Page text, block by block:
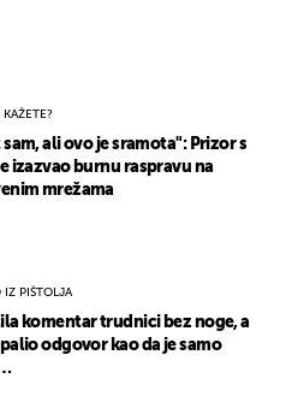
KAŽETE?
ali ovo je sramota": Prizor s
izazvao burnu raspravu na
mrežama
IZ PIŠTOLJA
komentar trudnici bez noge, a
odgovor kao da je samo